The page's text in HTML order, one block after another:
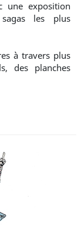
une exposition
les plus
à travers plus
des planches